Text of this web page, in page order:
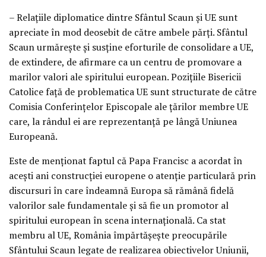
– Relațiile diplomatice dintre Sfântul Scaun și UE sunt
apreciate în mod deosebit de către ambele părți. Sfântul
Scaun urmărește și susține eforturile de consolidare a UE,
de extindere, de afirmare ca un centru de promovare a
marilor valori ale spiritului european. Pozițiile Bisericii
Catolice față de problematica UE sunt structurate de către
Comisia Conferințelor Episcopale ale țărilor membre UE
care, la rândul ei are reprezentanță pe lângă Uniunea
Europeană.
Este de menționat faptul că Papa Francisc a acordat în
acești ani construcției europene o atenție particulară prin
discursuri în care îndeamnă Europa să rămână fidelă
valorilor sale fundamentale și să fie un promotor al
spiritului european în scena internațională. Ca stat
membru al UE, România împărtășește preocupările
Sfântului Scaun legate de realizarea obiectivelor Uniunii,